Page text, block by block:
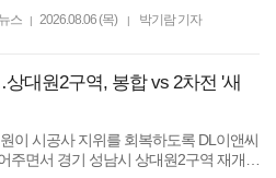
있습니다.” 글로벌 1위 공간 솔루
뉴스 | 2026.08.06 (목) | 박기람 기자
대원2구역, 봉합 vs 2차전 '새
이 시공사 지위를 회복하도록 DL이앤씨
주면서 경기 성남시 상대원2구역 재개발